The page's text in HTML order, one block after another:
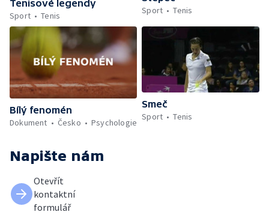
Tenisové legendy
Sport
Tenis
Sport
Tenis
Bílý fenomén
Dokument
Česko Psychologie
Smeč
Sport
Tenis
Napište nám
Otevřít
kontaktní
formulář